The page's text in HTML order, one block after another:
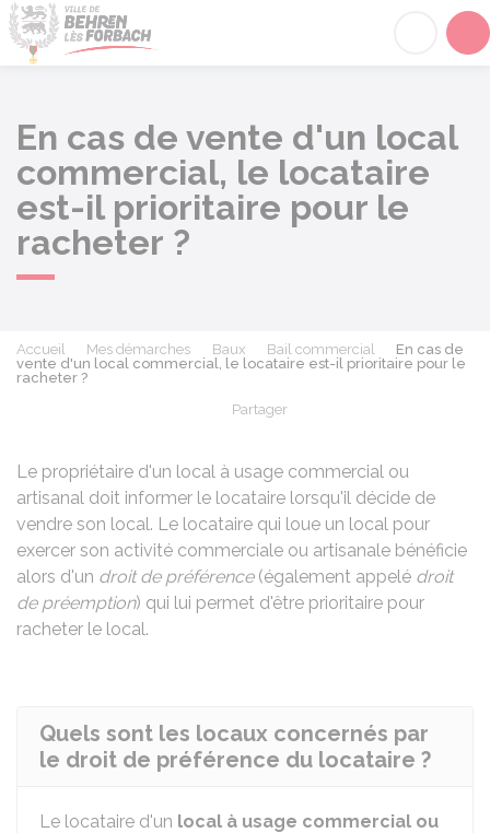
En cas de vente d'un local
commercial, le locataire
est-il prioritaire pour le
racheter ?
Accueil Mes démarches Baux Bail commercial
En cas de
vente d'un local commercial, le locataire est-il prioritaire pour le
racheter ?
Partager
Le propriétaire d'un local à usage commercial ou
artisanal doit informer le locataire lorsqu'il décide de
vendre son local. Le locataire qui loue un local pour
exercer son activité commerciale ou artisanale bénéficie
alors d'un droit de préférence(également appelé droit
de préemption) qui lui permet d'être prioritaire pour
racheter le local.
Quels sont les locaux concernés par
le droit de préférence du locataire ?
Le locataire d'un local à usage commercial ou